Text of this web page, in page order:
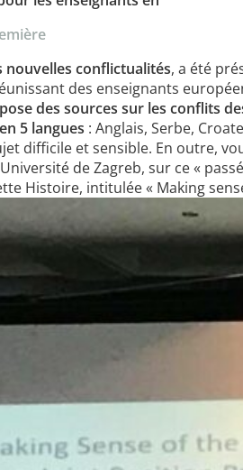
nouvelles conflictualités, a été
des enseignants
des sources sur les conflits
5 langues : Anglais, Serbe,
difficile et sensible. En outre,
de Zagreb, sur ce «
Histoire, intitulée « Making